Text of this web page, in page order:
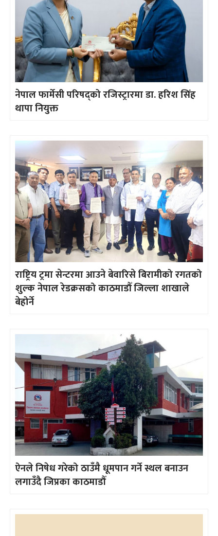
नेपाल फार्मेसी परिषद्को रजिस्ट्रारमा डा. हरिश सिंह
थापा नियुक्त
राष्ट्रिय ट्रमा सेन्टरमा आउने बेवारिसे बिरामीको रगतको
शुल्क नेपाल रेडक्रसको काठमाडौँ जिल्ला शाखाले
बेहोर्ने
ऐनले निषेध गरेको ठाउँमै धूमपान गर्ने स्थल बनाउन
लगाउँदै जिप्रका काठमाडौँ